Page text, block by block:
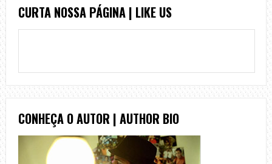
CURTA NOSSA PÁGINA | LIKE US
CONHEÇA O AUTOR | AUTHOR BIO